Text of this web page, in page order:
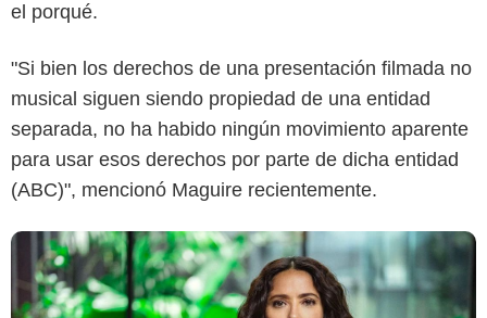
el porqué.
"Si bien los derechos de una presentación filmada no
musical siguen siendo propiedad de una entidad
separada, no ha habido ningún movimiento aparente
para usar esos derechos por parte de dicha entidad
(ABC)", mencionó Maguire recientemente.